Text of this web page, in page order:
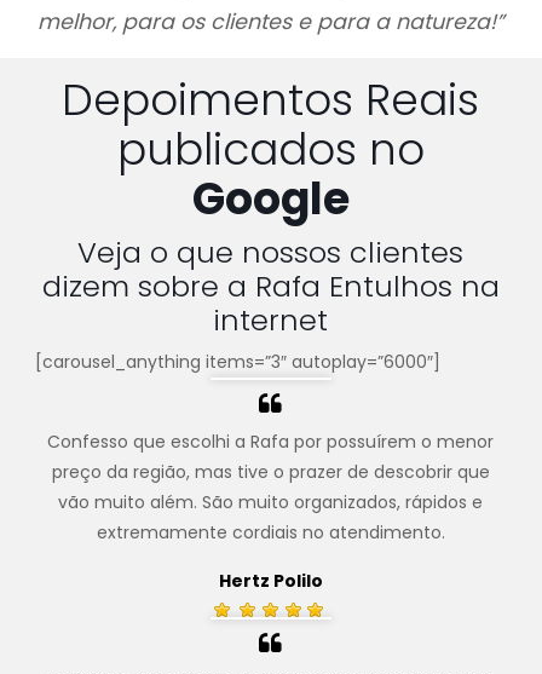
melhor, para os clientes e para a natureza!”
Depoimentos Reais
publicados no
Google
Veja o que nossos clientes
dizem sobre a Rafa Entulhos na
internet
[carousel_anything items=”3″ autoplay=”6000″]
Confesso que escolhi a Rafa por possuírem o menor
preço da região, mas tive o prazer de descobrir que
vão muito além. São muito organizados, rápidos e
extremamente cordiais no atendimento.
Hertz Polilo